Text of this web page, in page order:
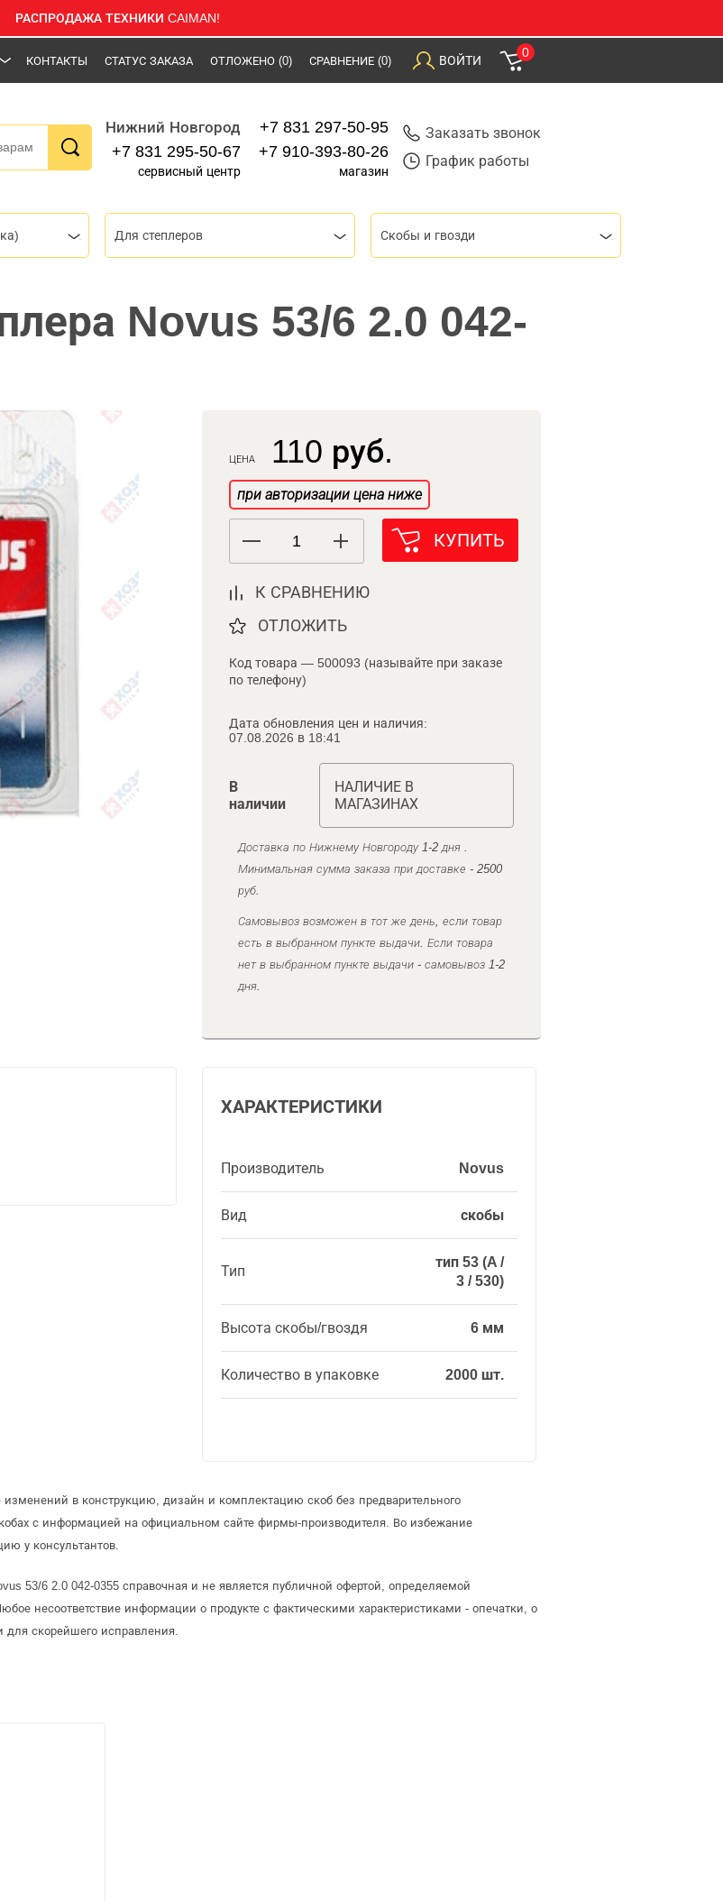
РАСПРОДАЖА ТЕХНИКИ CAIMAN!
КОНТАКТЫ СТАТУС ЗАКАЗА ОТЛОЖЕНО (0) СРАВНЕНИЕ (0) ВОЙТИ
0
Нижний Новгород
+7 831 295-50-67
сервисный центр
+7 831 297-50-95
+7 910-393-80-26
магазин
Заказать звонок
График работы
Для степлеров Скобы и гвозди
Novus 53/6 2.0 042-
ЦЕНА 110 руб.
при авторизации цена ниже
КУПИТЬ
К СРАВНЕНИЮ
ОТЛОЖИТЬ
Код товара — 500093 (называйте при заказе
по телефону)
Дата обновления цен и наличия:
07.08.2026 в 18:41
В
наличии
НАЛИЧИЕ В
МАГАЗИНАХ
Доставка по Нижнему Новгороду 1-2 дня .
Минимальная сумма заказа при доставке - 2500
руб.
Самовывоз возможен в тот же день, если товар
есть в выбранном пункте выдачи. Если товара
нет в выбранном пункте выдачи - самовывоз 1-2
дня.
ХАРАКТЕРИСТИКИ
Производитель Novus
Вид скобы
Тип
тип 53 (A /
3 / 530)
Высота скобы/гвоздя 6 мм
Количество в упаковке 2000 шт.
изменений в конструкцию, дизайн и комплектацию скоб без предварительного
с информацией на официальном сайте фирмы-производителя. Во избежание
у консультантов.
53/6 2.0 042-0355 справочная и не является публичной офертой, определяемой
несоответствие информации о продукте с фактическими характеристиками - опечатки, о
скорейшего исправления.